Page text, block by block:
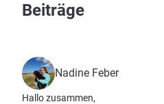
Beiträge
Nadine Feber
Hallo zusammen,